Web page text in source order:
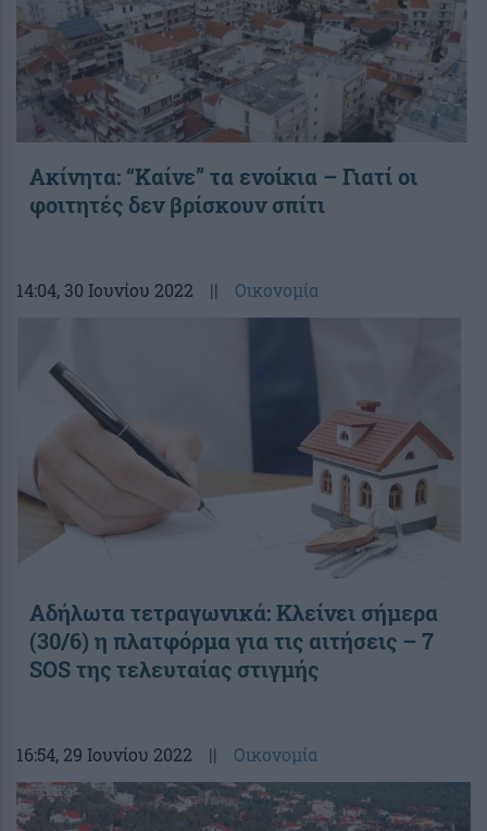
Ακίνητα: “Καίνε” τα ενοίκια – Γιατί οι
φοιτητές δεν βρίσκουν σπίτι
14:04, 30 Ιουνίου 2022 || Οικονομία
Αδήλωτα τετραγωνικά: Κλείνει σήμερα
(30/6) η πλατφόρμα για τις αιτήσεις – 7
SOS της τελευταίας στιγμής
16:54, 29 Ιουνίου 2022 || Οικονομία